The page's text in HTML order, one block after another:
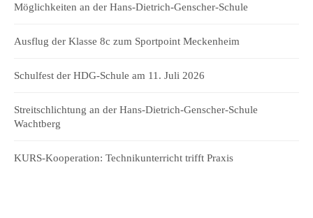
Möglichkeiten an der Hans-Dietrich-Genscher-Schule
Ausflug der Klasse 8c zum Sportpoint Meckenheim
Schulfest der HDG-Schule am 11. Juli 2026
Streitschlichtung an der Hans-Dietrich-Genscher-Schule
Wachtberg
KURS-Kooperation: Technikunterricht trifft Praxis